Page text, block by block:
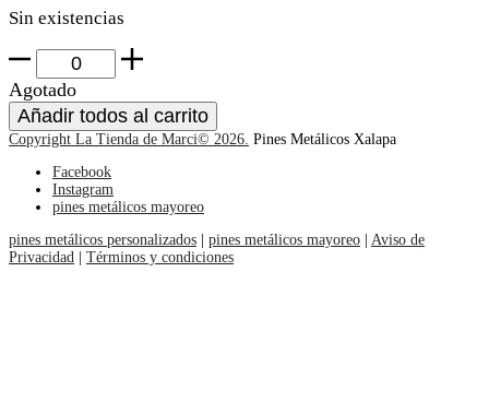
Sin existencias
Mario
8-
Bits
Pin
cantidad
Agotado
Añadir todos al carrito
Copyright La Tienda de Marci© 2026. Pines Metálicos Xalapa
Facebook
Instagram
pines metálicos mayoreo
pines metálicos personalizados
pines metálicos mayoreo
Aviso de
Privacidad
Términos y condiciones